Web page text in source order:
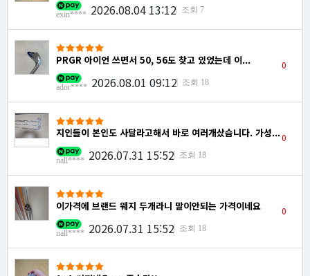
exin**** 2026.08.04 13:12 조회 7
PRGR 아이언 쓰면서 50, 56도 찾고 있었는데 이...
ador**** 2026.08.01 09:12 조회 18
0
지인들이 본인도 사달라고해서 바로 여러개샀습니다. 가성...
nall**** 2026.07.31 15:52 조회 18
0
이가격에 브랜드 웨지 두개라니 말이안되는 가격이네요
nall**** 2026.07.31 15:52 조회 18
0